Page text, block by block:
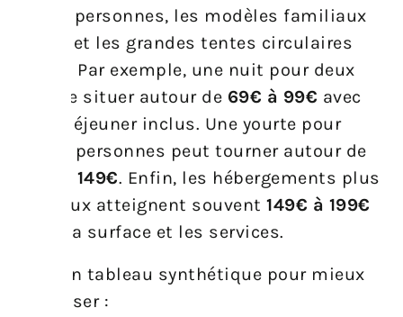
pour 2 personnes, les modèles familiaux
pour 4 et les grandes tentes circulaires
pour 6. Par exemple, une nuit pour deux
peut se situer autour de 69€ à 99€ avec
petit‑déjeuner inclus. Une yourte pour
quatre personnes peut tourner autour de
109€ à 149€. Enfin, les hébergements plus
spacieux atteignent souvent 149€ à 199€
selon la surface et les services.
Voici un tableau synthétique pour mieux
visualiser :